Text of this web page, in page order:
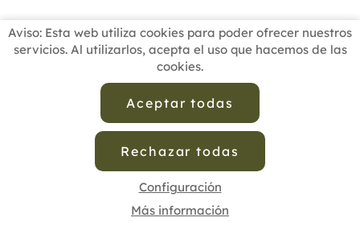
Aviso: Esta web utiliza cookies para poder ofrecer nuestros
servicios. Al utilizarlos, acepta el uso que hacemos de las
cookies.
Aceptar todas
Rechazar todas
Configuración
Más información
BUSCADOR PROFESIONALES
ESCUELAS RECOMENDADAS
CONTACTO
Política de Privacidad de Datos
Política de Calidad
Política de Cookies
Configuración de Cookies
© 2025 - Diseño y programación por